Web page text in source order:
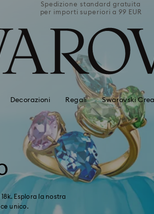
Spedizione standard gratuita
per importi superiori a 99 EUR
Decorazioni Regali Swarovski
Esplora la nostra
unico.